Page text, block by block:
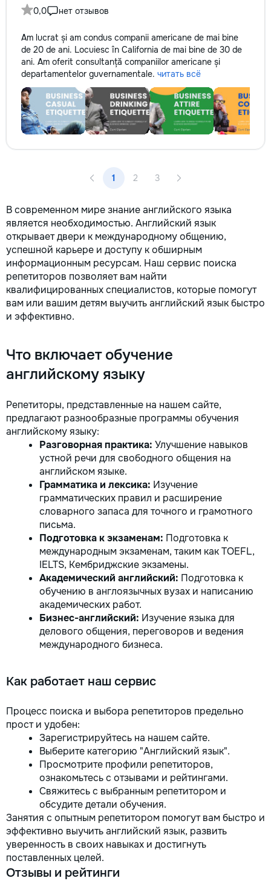
0,0 нет отзывов
Am lucrat și am condus companii americane de mai bine
de 20 de ani. Locuiesc în California de mai bine de 30 de
ani. Am oferit consultanță companiilor americane și
departamentelor guvernamentale. читать всё
1 2 3
В современном мире знание английского языка
является необходимостью. Английский язык
открывает двери к международному общению,
успешной карьере и доступу к обширным
информационным ресурсам. Наш сервис поиска
репетиторов позволяет вам найти
квалифицированных специалистов, которые помогут
вам или вашим детям выучить английский язык быстро
и эффективно.
Что включает обучение
английскому языку
Репетиторы, представленные на нашем сайте,
предлагают разнообразные программы обучения
английскому языку:
Разговорная практика: Улучшение навыков
устной речи для свободного общения на
английском языке.
Грамматика и лексика: Изучение
грамматических правил и расширение
словарного запаса для точного и грамотного
письма.
Подготовка к экзаменам: Подготовка к
международным экзаменам, таким как TOEFL,
IELTS, Кембриджские экзамены.
Академический английский: Подготовка к
обучению в англоязычных вузах и написанию
академических работ.
Бизнес-английский: Изучение языка для
делового общения, переговоров и ведения
международного бизнеса.
Как работает наш сервис
Процесс поиска и выбора репетиторов предельно
прост и удобен:
Зарегистрируйтесь на нашем сайте.
Выберите категорию "Английский язык".
Просмотрите профили репетиторов,
ознакомьтесь с отзывами и рейтингами.
Свяжитесь с выбранным репетитором и
обсудите детали обучения.
Занятия с опытным репетитором помогут вам быстро и
эффективно выучить английский язык, развить
уверенность в своих навыках и достигнуть
поставленных целей.
Отзывы и рейтинги